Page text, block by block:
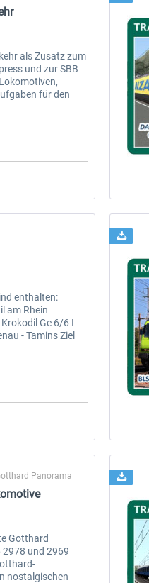
als Zusatz zum
und zur SBB
für den
enthalten:
am Rhein
Ge 6/6 I
- Tamins Ziel
Panorama
Gotthard
und 2969
nostalgischen